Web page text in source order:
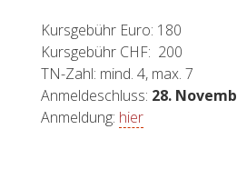
Kursgebühr Euro: 180
Kursgebühr CHF: 200
TN-Zahl: mind. 4, max. 7
Anmeldeschluss: 28.
Anmeldung: hier